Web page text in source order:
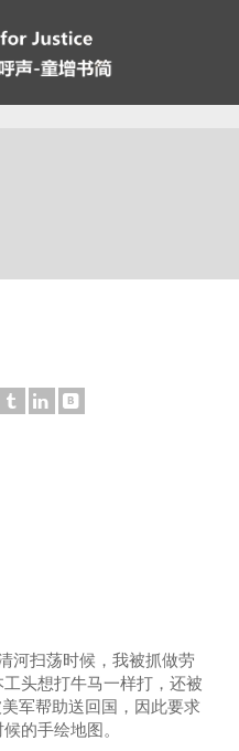
河扫荡时候，我被抓做劳
头想打牛马一样打，还被
军帮助送回国，因此要求
的手绘地图。